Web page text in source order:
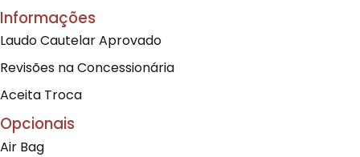
Informações
Laudo Cautelar Aprovado
Revisões na Concessionária
Aceita Troca
Opcionais
Air Bag